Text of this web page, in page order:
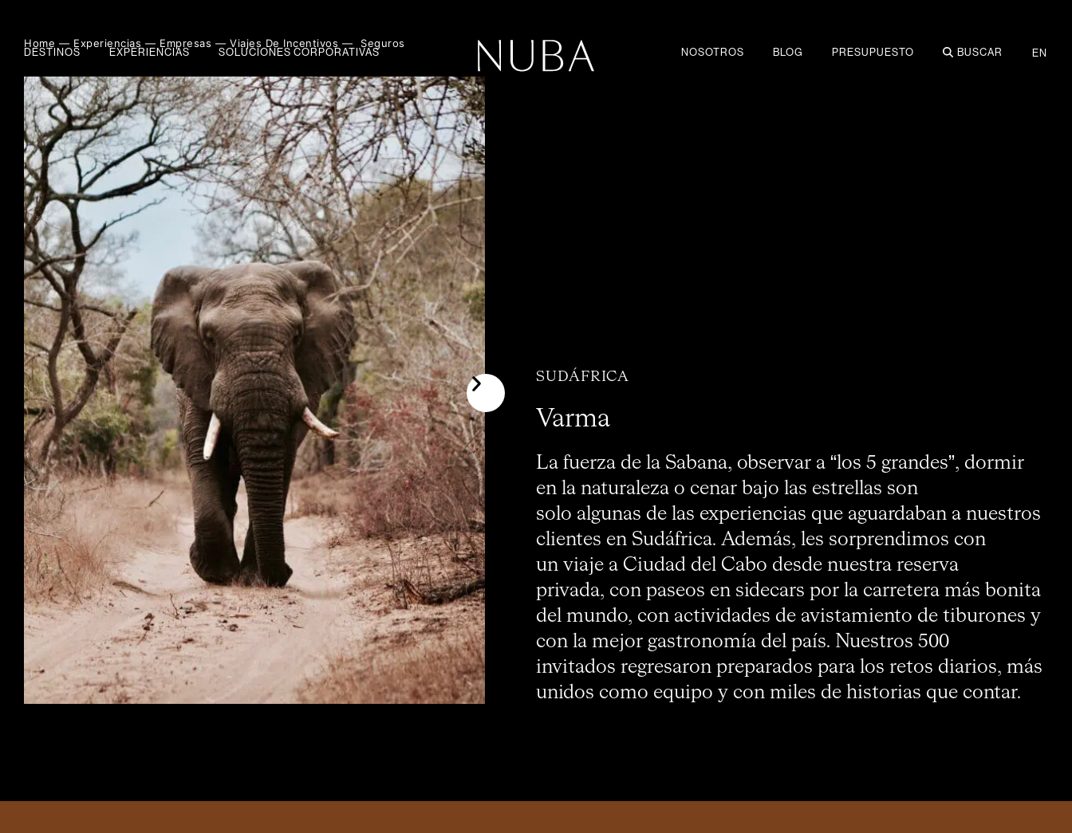
DESTINOS EXPERIENCIAS SOLUCIONES CORPORATIVAS NOSOTROS BLOG PRESUPUESTO BUSCAR EN
Home ― Experiencias ― Empresas ― Viajes De Incentivos ― Seguros
SUDÁFRICA
Varma
La fuerza de la Sabana, observar a “los 5 grandes”, dormir
en la naturaleza o cenar bajo las estrellas son
solo algunas de las experiencias que aguardaban a nuestros
clientes en Sudáfrica. Además, les sorprendimos con
un viaje a Ciudad del Cabo desde nuestra reserva
privada, con paseos en sidecars por la carretera más bonita
del mundo, con actividades de avistamiento de tiburones y
con la mejor gastronomía del país. Nuestros 500
invitados regresaron preparados para los retos diarios, más
unidos como equipo y con miles de historias que contar.